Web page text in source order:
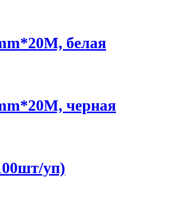
белая
черная
уп)